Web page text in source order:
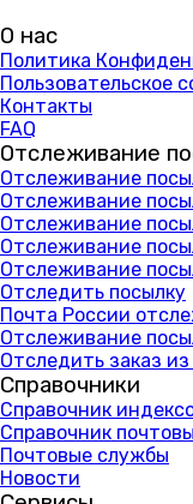
О нас
Политика
Пользовательское
Контакты
FAQ
Отслеживание
Отслеживание
Отслеживание
Отслеживание
Отслеживание
Отслеживание
Отследить посылку
Почта России
Отслеживание
Отследить заказ
Справочники
Справочник
Справочник
Почтовые службы
Новости